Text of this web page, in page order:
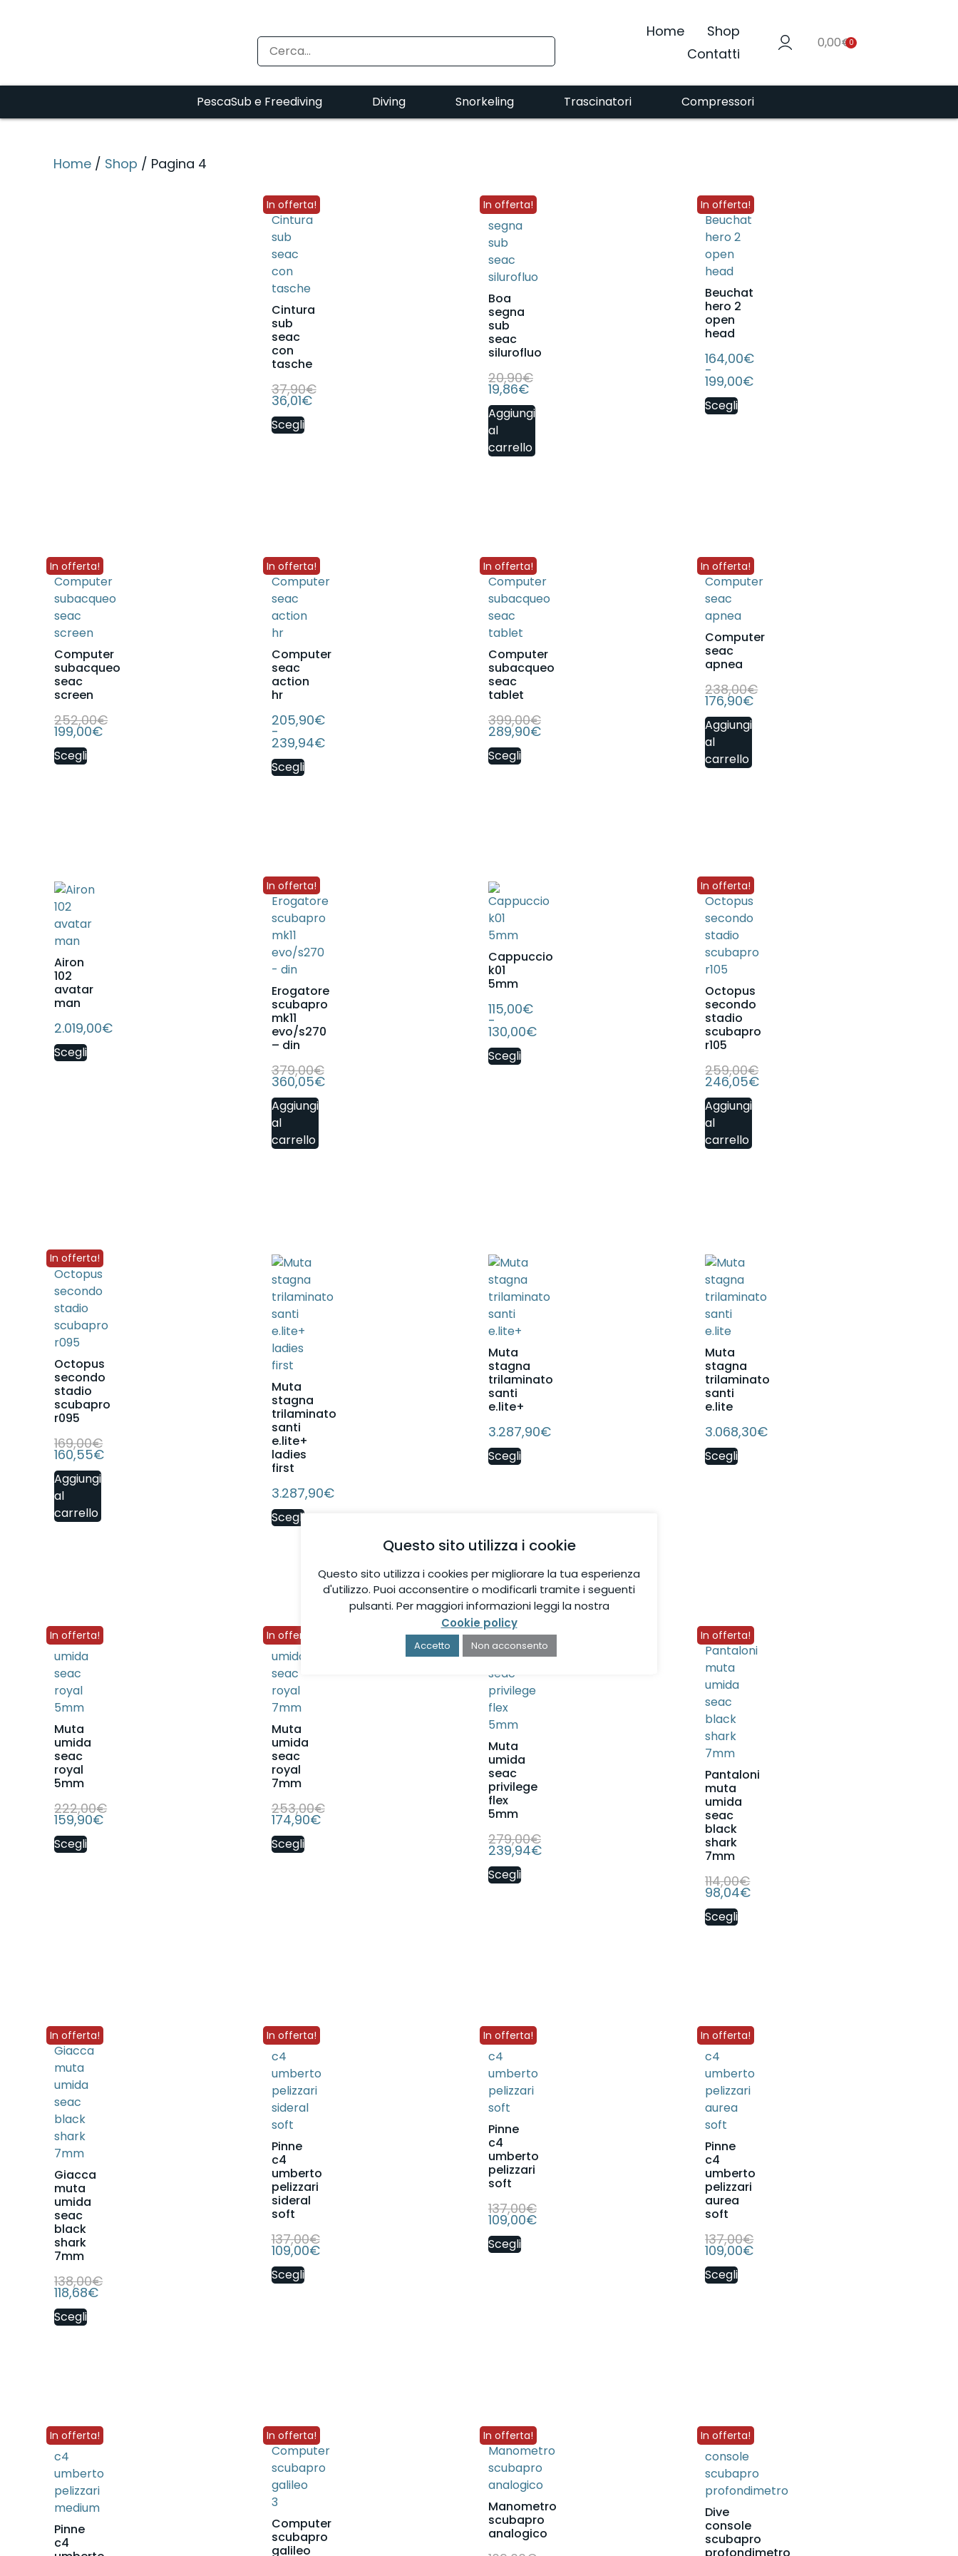
Home
Shop
Contatti
0,00€0
PescaSub e Freediving Diving Snorkeling Trascinatori Compressori
Home/ Shop / Pagina 4
In offerta!
Cintura
sub
seac
con
tasche
37,90€
36,01€
Scegli
In offerta!
Boa
segna
sub
seac
silurofluo
20,90€
19,86€
Aggiungi
al
carrello
In offerta!
Beuchat
hero 2
open
head
164,00€
-
199,00€
Scegli
In offerta!
Computer
subacqueo
seac
screen
252,00€
199,00€
Scegli
In offerta!
Computer
seac
action
hr
205,90€
-
239,94€
Scegli
In offerta!
Computer
subacqueo
seac
tablet
399,00€
289,90€
Scegli
In offerta!
Computer
seac
apnea
238,00€
176,90€
Aggiungi
al
carrello
Airon
102
avatar
man
2.019,00€
Scegli
In offerta!
Erogatore
scubapro
mk11
evo/s270
– din
379,00€
360,05€
Aggiungi
al
carrello
Cappuccio
k01
5mm
115,00€
-
130,00€
Scegli
In offerta!
Octopus
secondo
stadio
scubapro
r105
259,00€
246,05€
Aggiungi
al
carrello
In offerta!
Octopus
secondo
stadio
scubapro
r095
169,00€
160,55€
Aggiungi
al
carrello
Muta
stagna
trilaminato
santi
e.lite+
ladies
first
3.287,90€
Scegli
Muta
stagna
trilaminato
santi
e.lite+
3.287,90€
Scegli
Muta
stagna
trilaminato
santi
e.lite
3.068,30€
Scegli
In offerta!
Muta
umida
seac
royal
5mm
222,00€
159,90€
Scegli
In offerta!
Muta
umida
seac
royal
7mm
253,00€
174,90€
Scegli
In offerta!
Muta
umida
seac
privilege
flex
5mm
279,00€
239,94€
Scegli
In offerta!
Pantaloni
muta
umida
seac
black
shark
7mm
114,00€
98,04€
Scegli
In offerta!
Giacca
muta
umida
seac
black
shark
7mm
138,00€
118,68€
Scegli
In offerta!
Pinne
c4
umberto
pelizzari
sideral
soft
137,00€
109,00€
Scegli
In offerta!
Pinne
c4
umberto
pelizzari
soft
137,00€
109,00€
Scegli
In offerta!
Pinne
c4
umberto
pelizzari
aurea
soft
137,00€
109,00€
Scegli
In offerta!
Pinne
c4
In offerta!
Computer
scubapro
galileo
In offerta!
Manometro
scubapro
analogico
In offerta!
Dive
console
scubapro
Questo sito utilizza i cookie
Questo sito utilizza i cookies per migliorare la tua esperienza
d'utilizzo. Puoi acconsentire o modificarli tramite i seguenti
pulsanti. Per maggiori informazioni leggi la nostra
Cookie policy
Accetto Non acconsento